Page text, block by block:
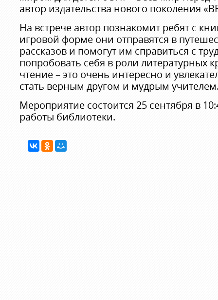
автор издательства нового поколения
На встрече автор познакомит ребят с
игровой форме они отправятся в
рассказов и помогут им справиться с
попробовать себя в роли литературных
чтение – это очень интересно и
стать верным другом и мудрым
Мероприятие состоится 25 сентября в
работы библиотеки.